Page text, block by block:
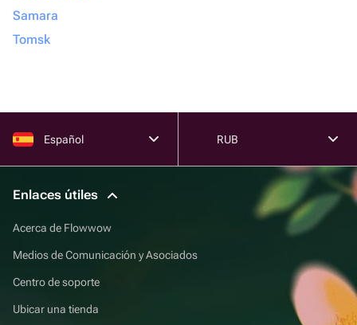
Samara
Tomsk
Español RUB
Enlaces útiles
Acerca de Flowwow
Medios de Comunicación y Asociados
Centro de soporte
Ubicar una tienda